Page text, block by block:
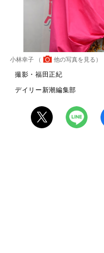
小林幸子 （ 他の写真を見る ）
撮影・福田正紀
デイリー新潮編集部